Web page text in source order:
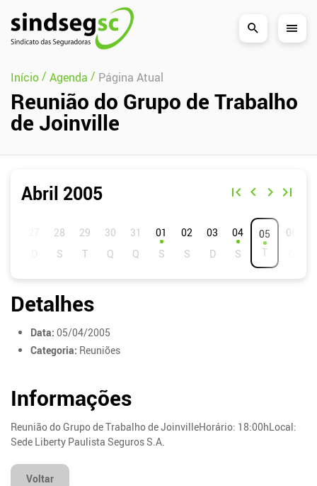
Pular Navegação (s)
Início/ Agenda / Página Atual
Reunião do Grupo de Trabalho
de Joinville
Abril 2005
01 02 03 04 05 06
Detalhes
Data: 05/04/2005
Categoria: Reuniões
Informações
Reunião do Grupo de Trabalho de JoinvilleHorário: 18:00hLocal:
Sede Liberty Paulista Seguros S.A.
Voltar